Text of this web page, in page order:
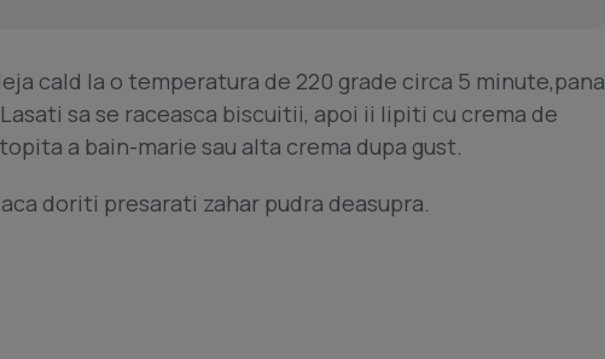
cald la o temperatura de 220 grade circa 5 minute,pana
sa se raceasca biscuitii, apoi ii lipiti cu crema de
a bain-marie sau alta crema dupa gust.
doriti presarati zahar pudra deasupra.